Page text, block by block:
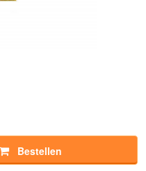
Bestellen